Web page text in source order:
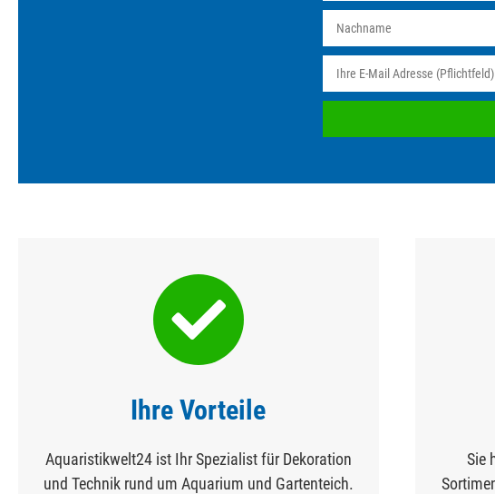
Ihre Vorteile
Aquaristikwelt24 ist Ihr Spezialist für Dekoration
und Technik rund um Aquarium und Gartenteich.
Sie